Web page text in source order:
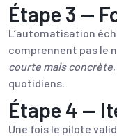
Étape 3 —
L’automatisation
comprennent pas le
courte mais concrète
quotidiens.
Étape 4 —
Une fois le pilote